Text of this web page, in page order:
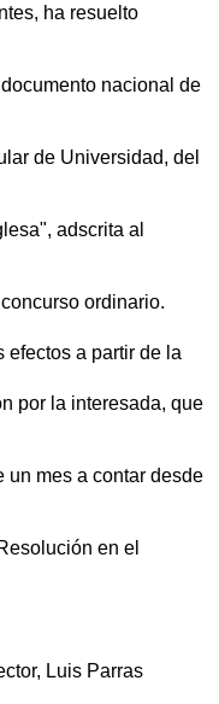
ha resuelto
nacional de
de Universidad, del
adscrita al
ordinario.
efectos a partir de la
por la interesada, que
un mes a contar desde
en el
Luis Parras